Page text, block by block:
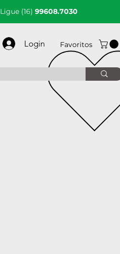
Ligue (16) 99608.7030
Login Favoritos